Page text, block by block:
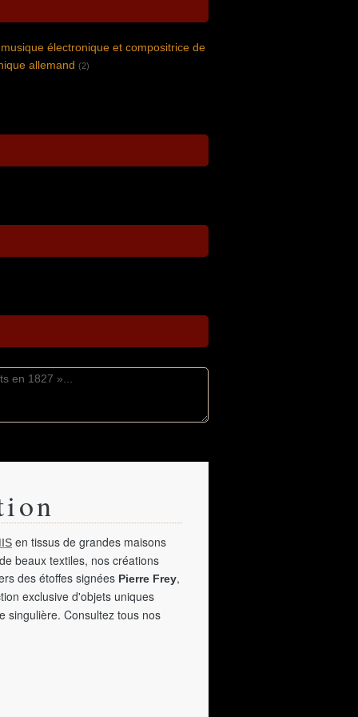
électronique et compositrice de
allemand (2)
en tissus de grandes maisons
beaux textiles, nos créations
des étoffes signées Pierre Frey,
exclusive d'objets uniques
singulière. Consultez tous nos